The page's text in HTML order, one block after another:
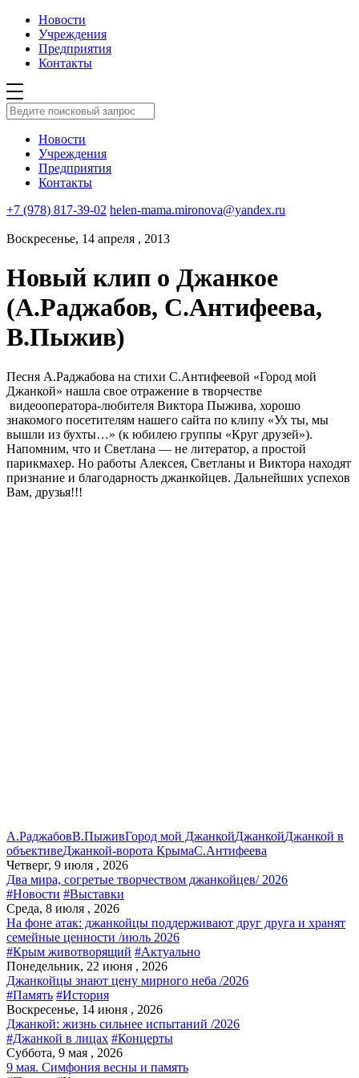
Новости
Учреждения
Предприятия
Контакты
Новости
Учреждения
Предприятия
Контакты
+7 (978) 817-39-02 helen-mama.mironova@yandex.ru
Воскресенье, 14 апреля , 2013
Новый клип о Джанкое
(А.Раджабов, С.Антифеева,
В.Пыжив)
Песня А.Раджабова на стихи С.Антифеевой «Город мой
Джанкой» нашла свое отражение в творчестве
видеооператора-любителя Виктора Пыжива, хорошо
знакомого посетителям нашего сайта по клипу «Ух ты, мы
вышли из бухты…» (к юбилею группы «Круг друзей»).
Напомним, что и Светлана — не литератор, а простой
парикмахер. Но работы Алексея, Светланы и Виктора находят
признание и благодарность джанкойцев. Дальнейших успехов
Вам, друзья!!!
А.РаджабовВ.ПыживГород мой ДжанкойДжанкойДжанкой в
объективеДжанкой-ворота КрымаС.Антифеева
Четверг, 9 июля , 2026
Два мира, согретые творчеством джанкойцев/ 2026
#Новости #Выставки
Среда, 8 июля , 2026
На фоне атак: джанкойцы поддерживают друг друга и хранят
семейные ценности /июль 2026
#Крым животворящий #Актуально
Понедельник, 22 июня , 2026
Джанкойцы знают цену мирного неба /2026
#Память #История
Воскресенье, 14 июня , 2026
Джанкой: жизнь сильнее испытаний /2026
#Джанкой в лицах #Концерты
Суббота, 9 мая , 2026
9 мая. Симфония весны и память